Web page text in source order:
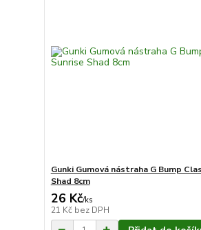
Gunki Gumová nástraha G Bump
Shad 8cm
26 Kč/ks
21 Kč bez DPH